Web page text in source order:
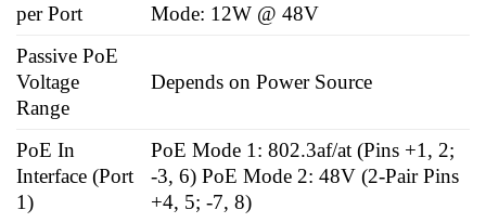
per Port
Mode: 12W @ 48V
Passive PoE
Voltage
Range
Depends on Power Source
PoE In
Interface (Port
1)
PoE Mode 1: 802.3af/at (Pins +1, 2;
-3, 6) PoE Mode 2: 48V (2-Pair Pins
+4, 5; -7, 8)